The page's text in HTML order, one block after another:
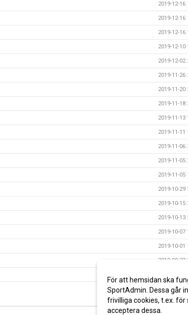
2019-12-16
2019-12-16
2019-12-16
2019-12-10
2019-12-02
2019-11-26
2019-11-20
2019-11-18
2019-11-13
2019-11-11
2019-11-06
2019-11-05
2019-11-05
2019-10-29
2019-10-15
2019-10-13
2019-10-07
2019-10-01
2019-09-23
2019-08-29
För att hemsidan ska
SportAdmin. Dessa går
frivilliga cookies, t.ex. för
acceptera dessa.